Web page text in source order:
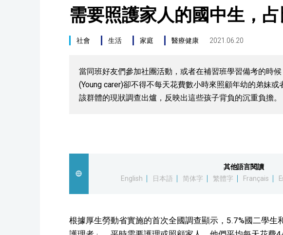
需要照護家人的國中生，
社會 生活 家庭 醫療健康 2021.06.20
當同班好友們參加社團活動，或者在補習班學習備考的時
(Young carer)卻不得不每天花費數小時來照顧年幼的弟妹
該群體的現狀調查出爐，反映出這些孩子背負的沉重負擔。
其他語言閱讀
English
日本語 简体字 繁體字 Français
根據厚生勞動省實施的首次全國調查顯示，5.7%國二學生